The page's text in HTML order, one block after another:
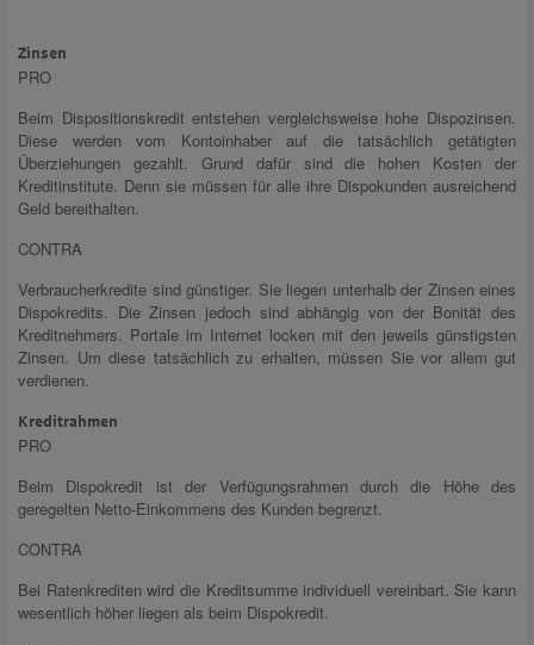
Zinsen
PRO
Beim Dispositionskredit entstehen vergleichsweise hohe Dispozinsen.
Diese werden vom Kontoinhaber auf die tatsächlich getätigten
Überziehungen gezahlt. Grund dafür sind die hohen Kosten der
Kreditinstitute. Denn sie müssen für alle ihre Dispokunden ausreichend
Geld bereithalten.
CONTRA
Verbraucherkredite sind günstiger. Sie liegen unterhalb der Zinsen eines
Dispokredits. Die Zinsen jedoch sind abhängig von der Bonität des
Kreditnehmers. Portale im Internet locken mit den jeweils günstigsten
Zinsen. Um diese tatsächlich zu erhalten, müssen Sie vor allem gut
verdienen.
Kreditrahmen
PRO
Beim Dispokredit ist der Verfügungsrahmen durch die Höhe des
geregelten Netto-Einkommens des Kunden begrenzt.
CONTRA
Bei Ratenkrediten wird die Kreditsumme individuell vereinbart. Sie kann
wesentlich höher liegen als beim Dispokredit.